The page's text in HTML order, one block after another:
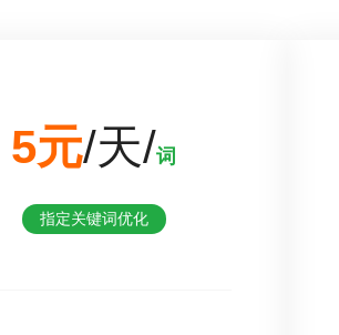
5元/天/词
指定关键词优化